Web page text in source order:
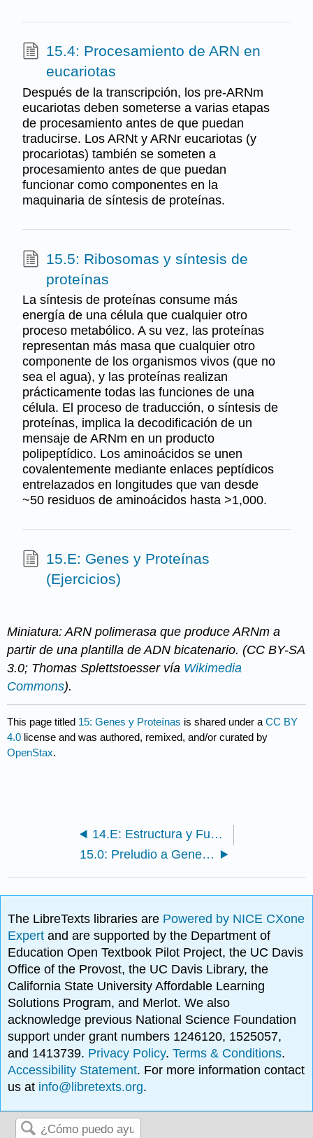
15.4: Procesamiento de ARN en
eucariotas
Después de la transcripción, los pre-ARNm
eucariotas deben someterse a varias etapas
de procesamiento antes de que puedan
traducirse. Los ARNt y ARNr eucariotas (y
procariotas) también se someten a
procesamiento antes de que puedan
funcionar como componentes en la
maquinaria de síntesis de proteínas.
15.5: Ribosomas y síntesis de
proteínas
La síntesis de proteínas consume más
energía de una célula que cualquier otro
proceso metabólico. A su vez, las proteínas
representan más masa que cualquier otro
componente de los organismos vivos (que no
sea el agua), y las proteínas realizan
prácticamente todas las funciones de una
célula. El proceso de traducción, o síntesis de
proteínas, implica la decodificación de un
mensaje de ARNm en un producto
polipeptídico. Los aminoácidos se unen
covalentemente mediante enlaces peptídicos
entrelazados en longitudes que van desde
~50 residuos de aminoácidos hasta >1,000.
15.E: Genes y Proteínas
(Ejercicios)
Miniatura: ARN polimerasa que produce ARNm a
partir de una plantilla de ADN bicatenario. (CC BY-SA
3.0; Thomas Splettstoesser vía Wikimedia
Commons).
This page titled 15: Genes y Proteínas is shared under aCC BY
4.0 license and was authored, remixed, and/or curated by
OpenStax.
14.E: Estructura y Función del ADN (Ejercicios)
15.0: Preludio a Genes y Proteínas
The LibreTexts libraries are Powered by NICE CXone
Expertand are supported by the Department of
Education Open Textbook Pilot Project, the UC Davis
Office of the Provost, the UC Davis Library, the
California State University Affordable Learning
Solutions Program, and Merlot. We also
acknowledge previous National Science Foundation
support under grant numbers 1246120, 1525057,
and 1413739. Privacy Policy.Terms & Conditions.
Accessibility Statement. For more information contact
us at info@libretexts.org.